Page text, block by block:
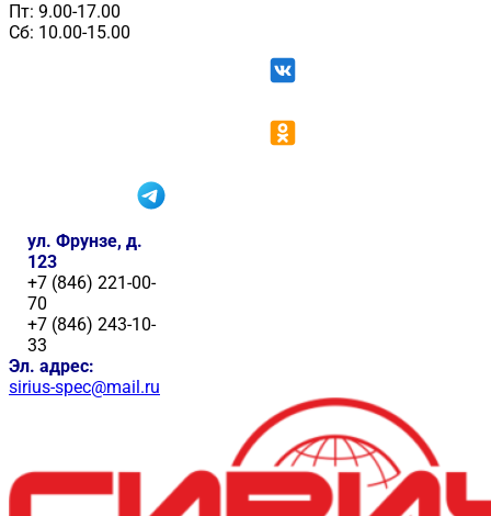
Пт: 9.00-17.00
Сб: 10.00-15.00
ул. Фрунзе, д.
123
+7 (846) 221-00-
70
+7 (846) 243-10-
33
Эл. адрес:
sirius-spec@mail.ru